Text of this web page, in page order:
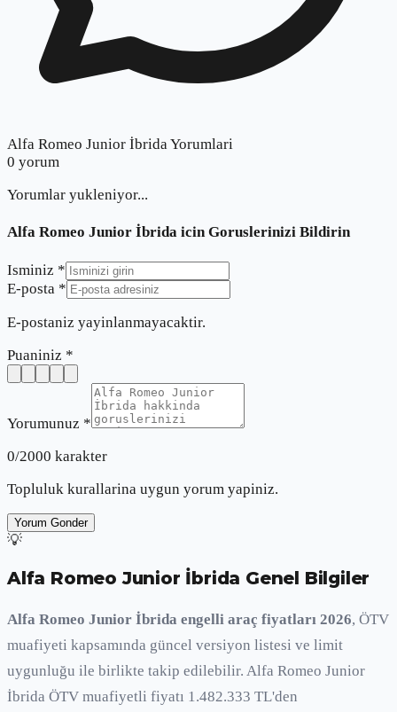
Alfa Romeo Junior İbrida Yorumlari
0 yorum
Yorumlar yukleniyor...
Alfa Romeo Junior İbrida icin Goruslerinizi Bildirin
Isminiz *
E-posta *
E-postaniz yayinlanmayacaktir.
Puaniniz *
Yorumunuz *
0/2000 karakter
Topluluk kurallarina uygun yorum yapiniz.
Yorum Gonder
💡
Alfa Romeo Junior İbrida Genel Bilgiler
Alfa Romeo Junior İbrida engelli araç fiyatları 2026, ÖTV
muafiyeti kapsamında güncel versiyon listesi ve limit
uygunluğu ile birlikte takip edilebilir. Alfa Romeo Junior
İbrida ÖTV muafiyetli fiyatı 1.482.333 TL'den